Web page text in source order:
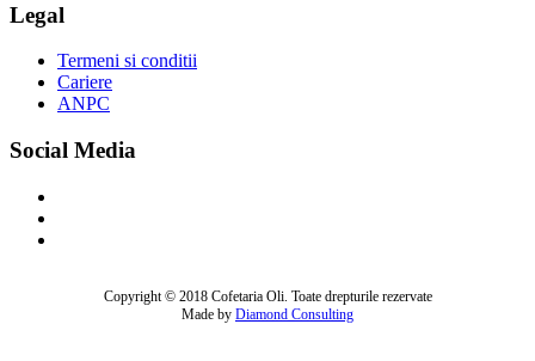
Legal
Termeni si conditii
Cariere
ANPC
Social Media
Copyright © 2018 Cofetaria Oli. Toate drepturile rezervate
Made by Diamond Consulting